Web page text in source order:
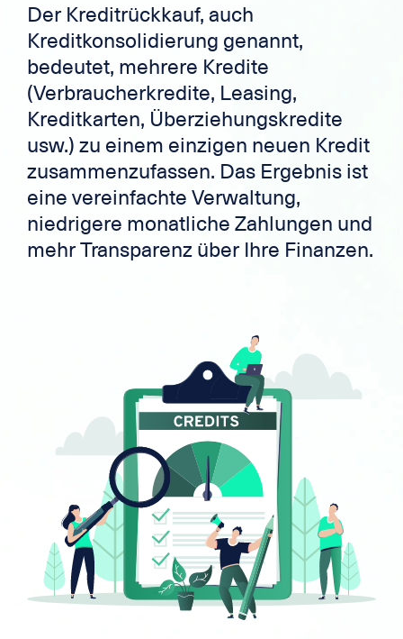
Der Kreditrückkauf, auch
Kreditkonsolidierung genannt,
bedeutet, mehrere Kredite
(Verbraucherkredite, Leasing,
Kreditkarten, Überziehungskredite
usw.) zu einem einzigen neuen Kredit
zusammenzufassen. Das Ergebnis ist
eine vereinfachte Verwaltung,
niedrigere monatliche Zahlungen und
mehr Transparenz über Ihre Finanzen.